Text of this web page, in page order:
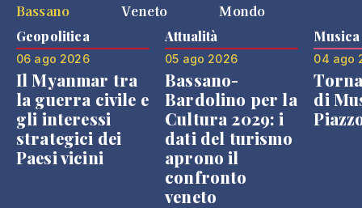
Bassano
Veneto Mondo
Geopolitica
06 ago 2026
Il Myanmar tra
la guerra civile e
gli interessi
strategici dei
Paesi vicini
Attualità
05 ago 2026
Bassano-
Bardolino per la
Cultura 2029: i
dati del turismo
aprono il
confronto
veneto
Musica
04 ago
di